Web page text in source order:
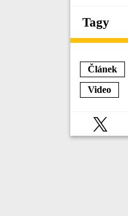
Tagy
Článek
Video